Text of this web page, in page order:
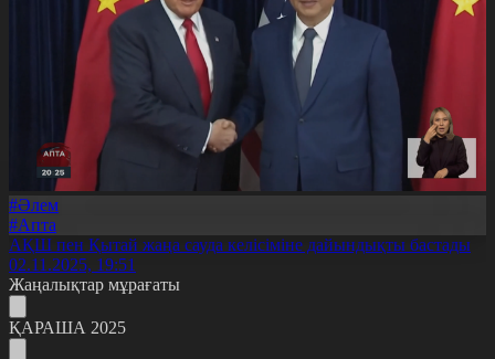
#Әлем
#Апта
АҚШ пен Қытай жаңа сауда келісіміне дайындықты бастады
02.11.2025, 19:51
Жаңалықтар мұрағаты
ҚАРАША 2025